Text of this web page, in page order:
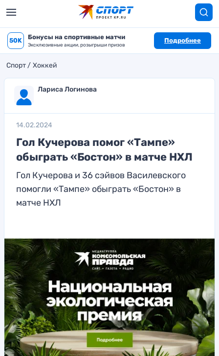
50K Бонусы на спортивные матчи
Эксклюзивные акции, розыгрыши призов
Подробнее
Спорт Хоккей
Лариса Логинова
14.02.2024
Гол Кучерова помог «Тампе»
обыграть «Бостон» в матче НХЛ
Гол Кучерова и 36 сэйвов Василевского
помогли «Тампе» обыграть «Бостон» в
матче НХЛ